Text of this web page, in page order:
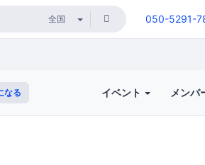
050-5291-
なる イベント メンバ